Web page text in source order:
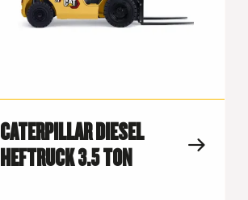
CATERPILLAR DIESEL
HEFTRUCK 3.5 TON